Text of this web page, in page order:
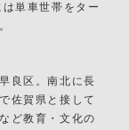
単車世帯をター
良区。南北に長
佐賀県と接して
ど教育・文化の